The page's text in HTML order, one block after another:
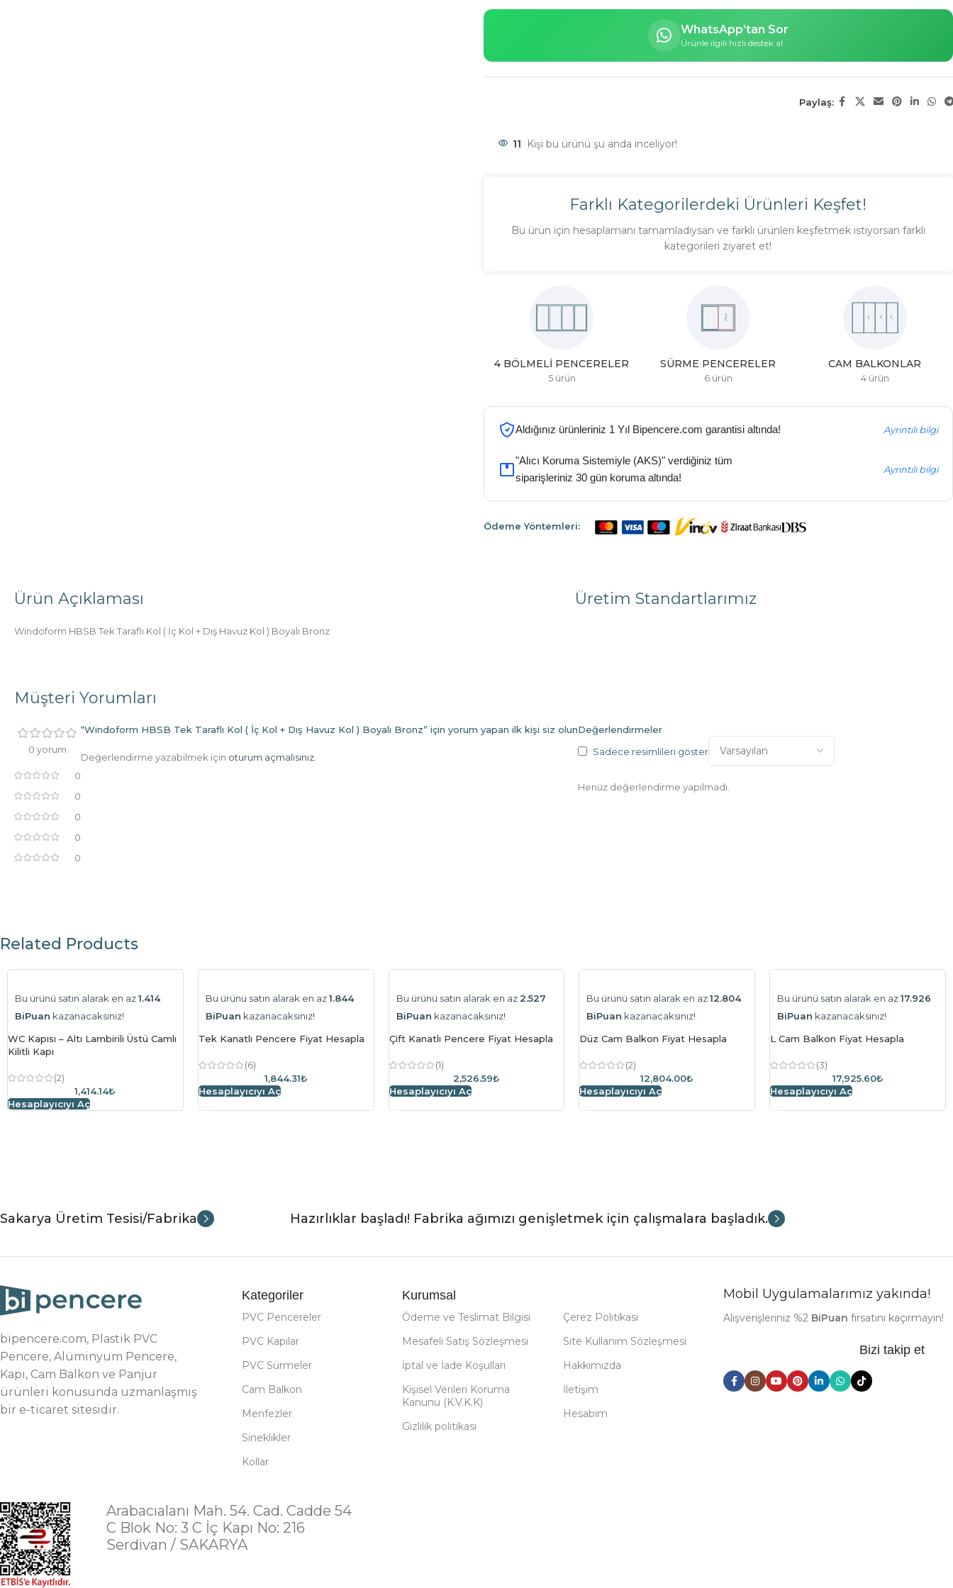
WhatsApp’tan Sor
Ürünle ilgili hızlı destek al
Paylaş:
11 Kişi bu ürünü şu anda inceliyor!
Farklı Kategorilerdeki Ürünleri Keşfet!
Bu ürün için hesaplamanı tamamladıysan ve farklı ürünleri keşfetmek istiyorsan farklı
kategorileri ziyaret et!
SINEKLIKLER
4 ürün
1 BÖLMELI PENCERELER
7 ürün
2 BÖLMELI PENCERELER
10 ürün
Aldığınız ürünleriniz 1 Yıl Bipencere.com garantisi altında! Ayrıntılı bilgi
"Alıcı Koruma Sistemiyle (AKS)" verdiğiniz tüm
siparişleriniz 30 gün koruma altında!
Ayrıntılı bilgi
Ödeme Yöntemleri:
Ürün Açıklaması
Windoform HBSB Tek Taraflı Kol ( İç Kol + Dış Havuz Kol ) Boyalı Bronz
Üretim Standartlarımız
Müşteri Yorumları
0 yorum
0
0
0
0
0
Değerlendirmeler
Sadece resimlileri göster
Henüz değerlendirme yapılmadı.
“Windoform HBSB Tek Taraflı Kol ( İç Kol + Dış Havuz Kol ) Boyalı Bronz” için yorum yapan ilk kişi siz olun
Değerlendirme yazabilmek için oturum açmalısınız
Related Products
Bu ürünü satın alarak en az1.414
BiPuan kazanacaksınız!
WC Kapısı – Altı Lambirili Üstü Camlı
Kilitli Kapı
(2)
1,414.14₺
Hesaplayıcıyı Aç
Bu ürünü satın alarak en az1.844
BiPuan kazanacaksınız!
Tek Kanatlı Pencere Fiyat Hesapla
(6)
1,844.31₺
Hesaplayıcıyı Aç
Bu ürünü satın alarak en az 2.527
BiPuan kazanacaksınız!
Çift Kanatlı Pencere Fiyat Hesapla
(1)
2,526.59₺
Hesaplayıcıyı Aç
Bu ürünü satın alarak en az12.804
BiPuan kazanacaksınız!
Düz Cam Balkon Fiyat Hesapla
(2)
12,804.00₺
Hesaplayıcıyı Aç
Bu ürünü satın alarak en az17.926
BiPuan kazanacaksınız!
L Cam Balkon Fiyat Hesapla
(3)
17,925.60₺
Hesaplayıcıyı Aç
Sakarya Üretim Tesisi/Fabrika Hazırlıklar başladı! Fabrika ağımızı genişletmek için çalışmalara başladık.
bipencere.com, Plastik PVC
Pencere, Alüminyum Pencere,
Kapı, Cam Balkon ve Panjur
ürünleri konusunda uzmanlaşmış
bir e-ticaret sitesidir.
Kategoriler
PVC Pencereler
PVC Kapılar
PVC Sürmeler
Cam Balkon
Menfezler
Sineklikler
Kollar
Kurumsal
Ödeme ve Teslimat Bilgisi
Mesafeli Satış Sözleşmesi
İptal ve İade Koşulları
Kişisel Verileri Koruma
Kanunu (K.V.K.K)
Gizlilik politikası
Çerez Politikası
Site Kullanım Sözleşmesi
Hakkımızda
İletişim
Hesabım
Mobil Uygulamalarımız yakında!
Alışverişleriniz %2 BiPuan fırsatını kaçırmayın!
Bizi takip et
Arabacıalanı Mah. 54. Cad. Cadde 54
C Blok No: 3 C İç Kapı No: 216
Serdivan / SAKARYA